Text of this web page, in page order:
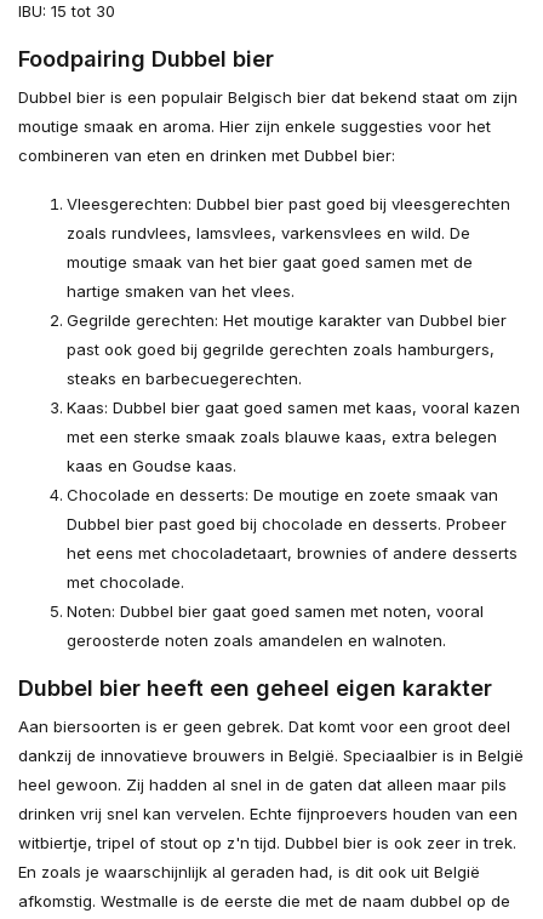
IBU: 15 tot 30
Foodpairing Dubbel bier
Dubbel bier is een populair Belgisch bier dat bekend staat om zijn
moutige smaak en aroma. Hier zijn enkele suggesties voor het
combineren van eten en drinken met Dubbel bier:
Vleesgerechten: Dubbel bier past goed bij vleesgerechten
zoals rundvlees, lamsvlees, varkensvlees en wild. De
moutige smaak van het bier gaat goed samen met de
hartige smaken van het vlees.
Gegrilde gerechten: Het moutige karakter van Dubbel bier
past ook goed bij gegrilde gerechten zoals hamburgers,
steaks en barbecuegerechten.
Kaas: Dubbel bier gaat goed samen met kaas, vooral kazen
met een sterke smaak zoals blauwe kaas, extra belegen
kaas en Goudse kaas.
Chocolade en desserts: De moutige en zoete smaak van
Dubbel bier past goed bij chocolade en desserts. Probeer
het eens met chocoladetaart, brownies of andere desserts
met chocolade.
Noten: Dubbel bier gaat goed samen met noten, vooral
geroosterde noten zoals amandelen en walnoten.
Dubbel bier heeft een geheel eigen karakter
Aan biersoorten is er geen gebrek. Dat komt voor een groot deel
dankzij de innovatieve brouwers in België. Speciaalbier is in België
heel gewoon. Zij hadden al snel in de gaten dat alleen maar pils
drinken vrij snel kan vervelen. Echte fijnproevers houden van een
witbiertje, tripel of stout op z'n tijd. Dubbel bier is ook zeer in trek.
En zoals je waarschijnlijk al geraden had, is dit ook uit België
afkomstig. Westmalle is de eerste die met de naam dubbel op de